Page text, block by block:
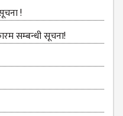
!
सम्बन्धी सूचना!